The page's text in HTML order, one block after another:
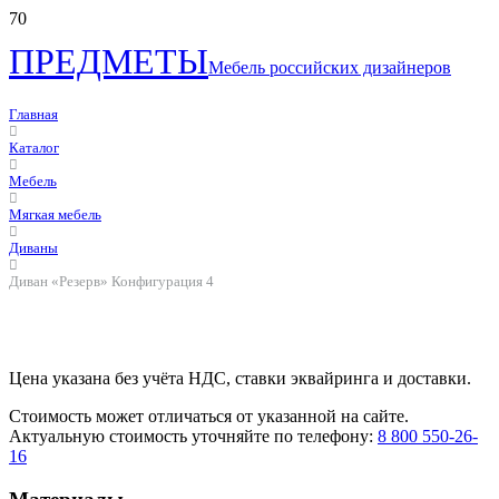
ПРЕДМЕТЫМебель российских дизайнеров
Главная
Каталог
Мебель
Мягкая мебель
Диваны
Диван «Резерв» Конфигурация 4
Цена указана без учёта НДС, ставки эквайринга и доставки.
Стоимость может отличаться от указанной на сайте.
Актуальную стоимость уточняйте по телефону: 8 800 550-26-
16